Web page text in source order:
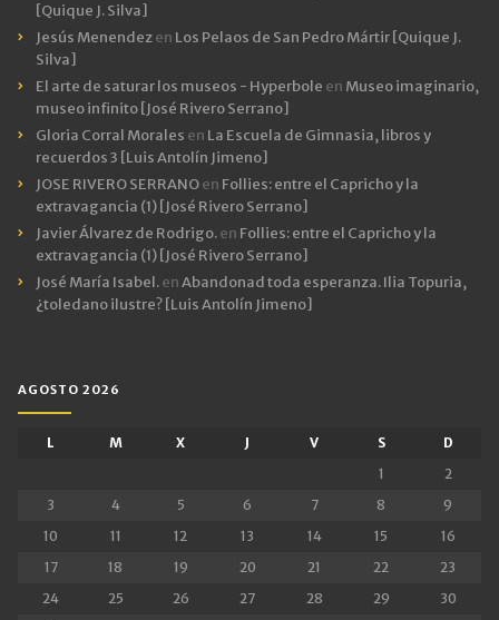
[Quique J. Silva]
Jesús Menendezen Los Pelaos de San Pedro Mártir [Quique J.
Silva]
El arte de saturar los museos - Hyperbole en Museo imaginario,
museo infinito [José Rivero Serrano]
Gloria Corral Morales en La Escuela de Gimnasia, libros y
recuerdos 3 [Luis Antolín Jimeno]
JOSE RIVERO SERRANOen Follies: entre el Capricho y la
extravagancia (1) [José Rivero Serrano]
Javier Álvarez de Rodrigo.en Follies: entre el Capricho y la
extravagancia (1) [José Rivero Serrano]
José María Isabel.enAbandonad toda esperanza. Ilia Topuria,
¿toledano ilustre? [Luis Antolín Jimeno]
AGOSTO 2026
L M X J V S
D
1
2
3
4 5 6 7 8
9
10
11 12 13 14 15
16
17
18 19 20 21 22
23
24
25 26 27 28 29
30